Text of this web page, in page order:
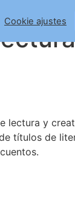
lectura y
títulos de
Cookie ajustes